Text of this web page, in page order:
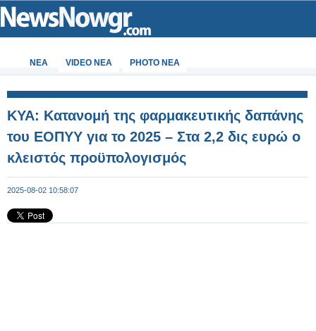
ΝΕΑ VIDEO NEA PHOTO NEA
ΚΥΑ: Κατανομή της φαρμακευτικής δαπάνης
του ΕΟΠΥΥ για το 2025 – Στα 2,2 δις ευρώ ο
κλειστός προϋπολογισμός
2025-08-02 10:58:07